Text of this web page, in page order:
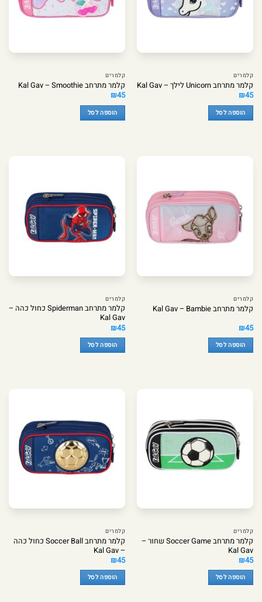
קלמרים
קלמר מתרחב Unicorn לילך – Kal Gav
₪45
הוספה לסל
קלמרים
קלמר מתרחב Kal Gav – Smoothie
₪45
הוספה לסל
קלמרים
קלמר מתרחב Kal Gav – Bambie
₪45
הוספה לסל
קלמרים
קלמר מתרחב Spiderman כחול כהה –
Kal Gav
₪45
הוספה לסל
קלמרים
קלמר מתרחב Soccer Game שחור –
Kal Gav
₪45
הוספה לסל
קלמרים
קלמר מתרחב Soccer Ball כחול כהה
– Kal Gav
₪45
הוספה לסל